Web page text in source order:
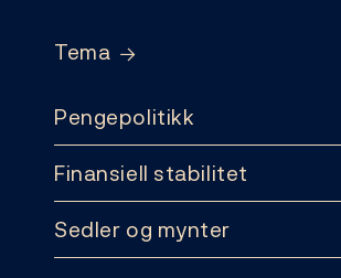
Tema
Pengepolitikk
Finansiell stabilitet
Sedler og mynter